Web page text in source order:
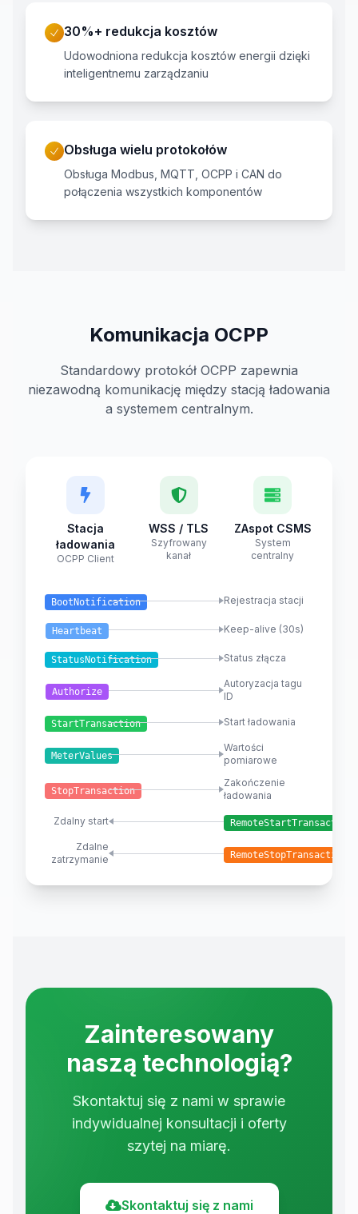
30%+ redukcja kosztów
Udowodniona redukcja kosztów energii dzięki
inteligentnemu zarządzaniu
Obsługa wielu protokołów
Obsługa Modbus, MQTT, OCPP i CAN do
połączenia wszystkich komponentów
Komunikacja OCPP
Standardowy protokół OCPP zapewnia
niezawodną komunikację między stacją ładowania
a systemem centralnym.
Stacja
ładowania
OCPP Client
WSS / TLS
Szyfrowany
kanał
ZAspot CSMS
System
centralny
BootNotification Rejestracja stacji
Heartbeat Keep-alive (30s)
StatusNotification Status złącza
Authorize
Autoryzacja tagu
ID
StartTransaction Start ładowania
MeterValues
Wartości
pomiarowe
StopTransaction
Zakończenie
ładowania
Zdalny start RemoteStartTransaction
Zdalne
zatrzymanie
RemoteStopTransaction
Zainteresowany
naszą technologią?
Skontaktuj się z nami w sprawie
indywidualnej konsultacji i oferty
szytej na miarę.
Skontaktuj się z nami